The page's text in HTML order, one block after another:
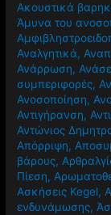
Ακουστικά
Άμυνα του
Αναλγητικά,
Ανάρρωση,
συμπεριφορές,
Ανοσοποίηση,
Αντιγήρανση,
Αντώνιος
Απόρριψη,
βάρους,
Πίεση,
Ασκήσεις Kegel,
ενδυνάμωσης,